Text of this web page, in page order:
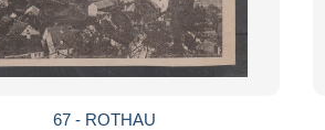
67 - ROTHAU